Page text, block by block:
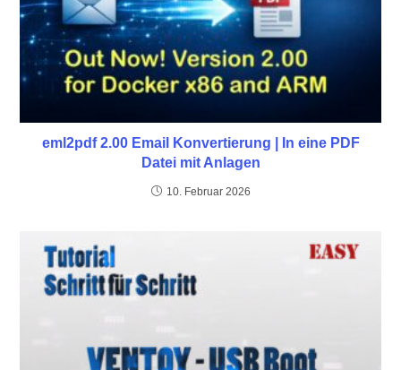
eml2pdf 2.00 Email Konvertierung | In eine PDF
Datei mit Anlagen
10. Februar 2026